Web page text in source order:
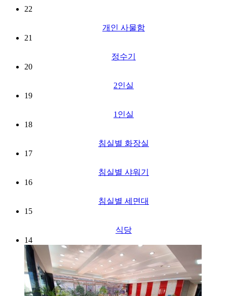
22
개인 사물함
21
정수기
20
2인실
19
1인실
18
침실별 화장실
17
침실별 샤워기
16
침실별 세면대
15
식당
14